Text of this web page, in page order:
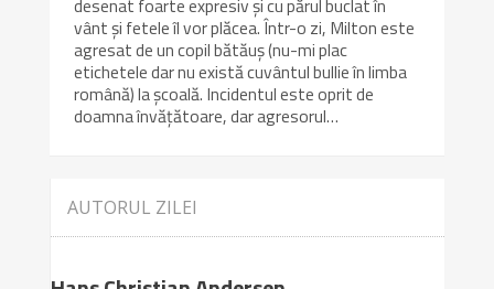
desenat foarte expresiv și cu părul buclat în
vânt și fetele îl vor plăcea. Într-o zi, Milton este
agresat de un copil bătăuș (nu-mi plac
etichetele dar nu există cuvântul bullie în limba
română) la școală. Incidentul este oprit de
doamna învățătoare, dar agresorul…
AUTORUL ZILEI